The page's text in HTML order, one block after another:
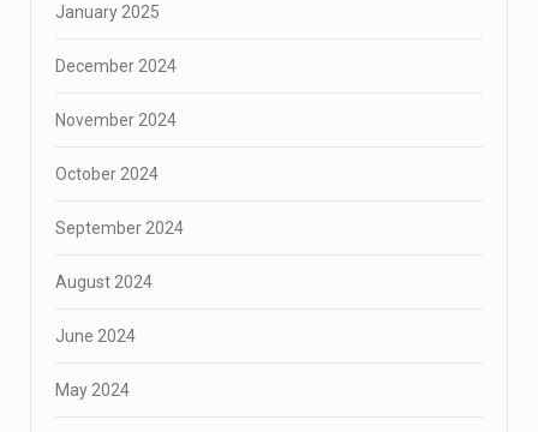
January 2025
December 2024
November 2024
October 2024
September 2024
August 2024
June 2024
May 2024